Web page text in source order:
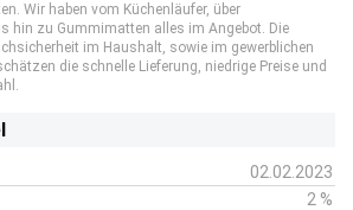
Wir haben vom Küchenläufer, über
hin zu Gummimatten alles im Angebot. Die
im Haushalt, sowie im gewerblichen
die schnelle Lieferung, niedrige Preise und
02.02.2023
2 %